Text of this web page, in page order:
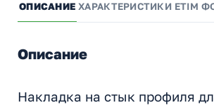
ОПИСАНИЕ ХАРАКТЕРИСТИКИ ETIM
Описание
Накладка на стык профиля